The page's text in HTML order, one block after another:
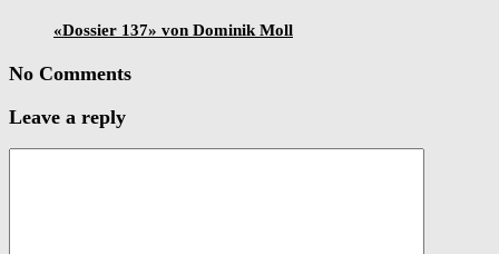
«Dossier 137» von Dominik Moll
No Comments
Leave a reply